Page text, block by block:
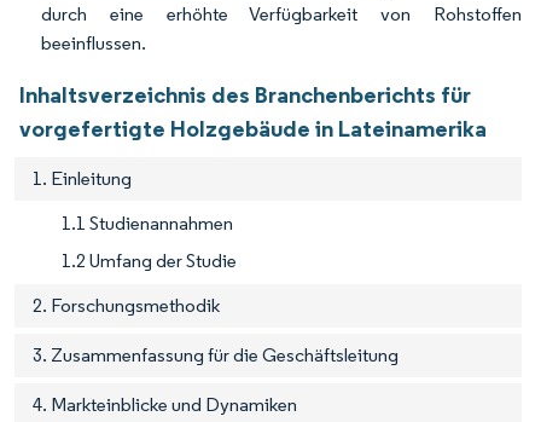
durch eine erhöhte Verfügbarkeit von Rohstoffen
beeinflussen.
Inhaltsverzeichnis des Branchenberichts für
vorgefertigte Holzgebäude in Lateinamerika
1. Einleitung
1.1 Studienannahmen
1.2 Umfang der Studie
2. Forschungsmethodik
3. Zusammenfassung für die Geschäftsleitung
4. Markteinblicke und Dynamiken